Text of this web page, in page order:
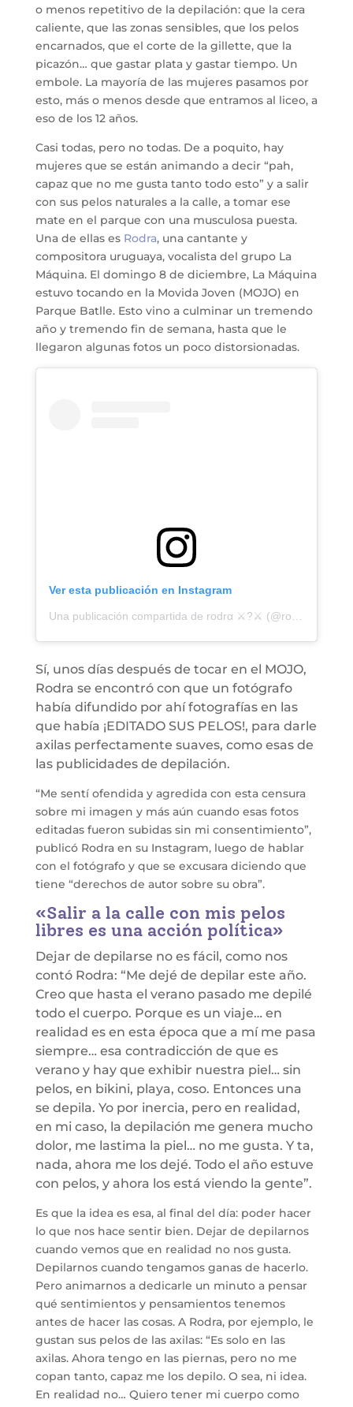
o menos repetitivo de la depilación: que la cera
caliente, que las zonas sensibles, que los pelos
encarnados, que el corte de la gillette, que la
picazón… que gastar plata y gastar tiempo. Un
embole. La mayoría de las mujeres pasamos por
esto, más o menos desde que entramos al liceo, a
eso de los 12 años.
Casi todas, pero no todas. De a poquito, hay
mujeres que se están animando a decir “pah,
capaz que no me gusta tanto todo esto” y a salir
con sus pelos naturales a la calle, a tomar ese
mate en el parque con una musculosa puesta.
Una de ellas es Rodra, una cantante y
compositora uruguaya, vocalista del grupo La
Máquina. El domingo 8 de diciembre, La Máquina
estuvo tocando en la Movida Joven (MOJO) en
Parque Batlle. Esto vino a culminar un tremendo
año y tremendo fin de semana, hasta que le
llegaron algunas fotos un poco distorsionadas.
Ver esta publicación en Instagram
Una publicación compartida de rodrα ⚔️?⚔️ (@rodraaaaa)
Sí, unos días después de tocar en el MOJO,
Rodra se encontró con que un fotógrafo
había difundido por ahí fotografías en las
que había ¡EDITADO SUS PELOS!, para darle
axilas perfectamente suaves, como esas de
las publicidades de depilación.
“Me sentí ofendida y agredida con esta censura
sobre mi imagen y más aún cuando esas fotos
editadas fueron subidas sin mi consentimiento”,
publicó Rodra en su Instagram, luego de hablar
con el fotógrafo y que se excusara diciendo que
tiene “derechos de autor sobre su obra”.
«Salir a la calle con mis pelos
libres es una acción política»
Dejar de depilarse no es fácil, como nos
contó Rodra: “Me dejé de depilar este año.
Creo que hasta el verano pasado me depilé
todo el cuerpo. Porque es un viaje… en
realidad es en esta época que a mí me pasa
siempre… esa contradicción de que es
verano y hay que exhibir nuestra piel… sin
pelos, en bikini, playa, coso. Entonces una
se depila. Yo por inercia, pero en realidad,
en mi caso, la depilación me genera mucho
dolor, me lastima la piel… no me gusta. Y ta,
nada, ahora me los dejé. Todo el año estuve
con pelos, y ahora los está viendo la gente”.
Es que la idea es esa, al final del día: poder hacer
lo que nos hace sentir bien. Dejar de depilarnos
cuando vemos que en realidad no nos gusta.
Depilarnos cuando tengamos ganas de hacerlo.
Pero animarnos a dedicarle un minuto a pensar
qué sentimientos y pensamientos tenemos
antes de hacer las cosas. A Rodra, por ejemplo, le
gustan sus pelos de las axilas: “Es solo en las
axilas. Ahora tengo en las piernas, pero no me
copan tanto, capaz me los depilo. O sea, ni idea.
En realidad no… Quiero tener mi cuerpo como